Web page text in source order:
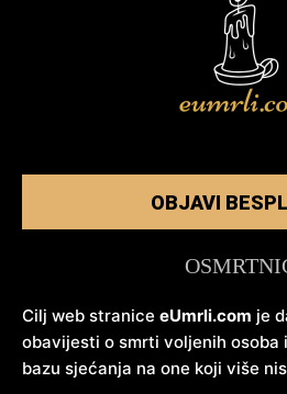
OBJAVI
Cilj web stranice eUmrli.com je
obavijesti o smrti voljenih osoba
bazu sjećanja na one koji više